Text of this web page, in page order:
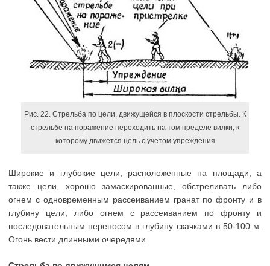
Рис. 22. Стрельба по цели, движущейся в плоскости стрельбы. К
стрельбе на поражение переходить на том пределе вилки, к
которому движется цель с учетом упреждения
Широкие и глубокие цели, расположенные на площади, а
также цели, хорошо замаскированные, обстреливать либо
огнем с одновременным рассеиванием гранат по фронту и в
глубину цели, либо огнем с рассеиванием по фронту и
последовательным переносом в глубину скачками в 50-100 м.
Огонь вести длинными очередями.